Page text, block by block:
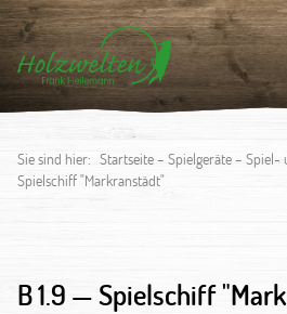
Sie sind hier: Startseite– Spielgeräte– Spiel-
Spielschiff "Markranstädt"
B 1.9 —Spielschiff